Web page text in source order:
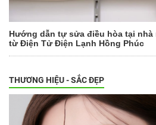
Hướng dẫn tự sửa điều hòa tại
từ Điện Tử Điện Lạnh Hồng Phúc
THƯƠNG HIỆU - SẮC ĐẸP